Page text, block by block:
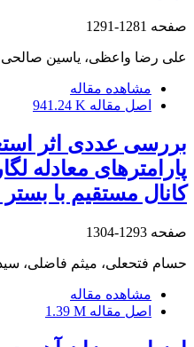
صفحه 1281-1291
علی رضا واعظی، یاسین صالحی
مشاهده مقاله
اصل مقاله 941.24 K
بررسی عددی اثر
پارامترهای معادله
کانال مستقیم با
صفحه 1293-1304
حسام فتحعلی، میثم فاضلی،
مشاهده مقاله
اصل مقاله 1.39 M